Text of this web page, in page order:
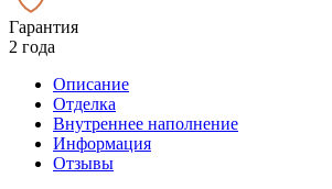
Гарантия
2 года
Описание
Отделка
Внутреннее наполнение
Информация
Отзывы